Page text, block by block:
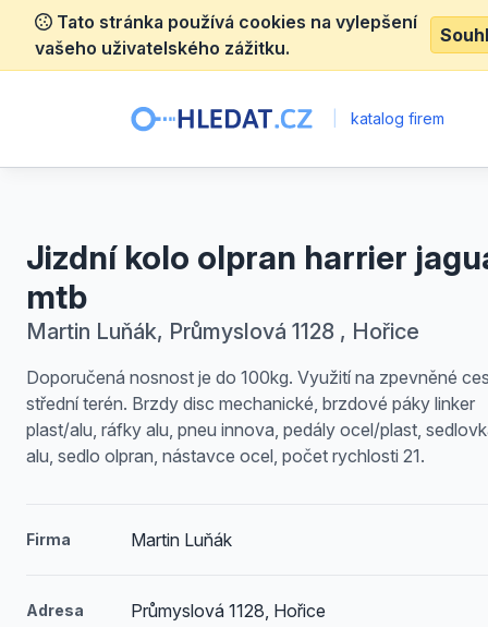
Tato stránka používá cookies na vylepšení
vašeho uživatelského zážitku.
katalog firem
Jizdní kolo olpran harrier
mtb
Martin Luňák, Průmyslová 1128 , Hořice
Doporučená nosnost je do 100kg. Využití na zpevněné
střední terén. Brzdy disc mechanické, brzdové páky linker
plast/alu, ráfky alu, pneu innova, pedály ocel/plast,
alu, sedlo olpran, nástavce ocel, počet rychlosti 21.
Firma Martin Luňák
Adresa Průmyslová 1128, Hořice